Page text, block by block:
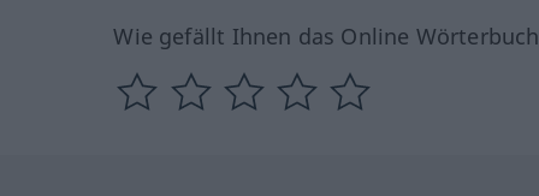
Wie gefällt Ihnen das Online